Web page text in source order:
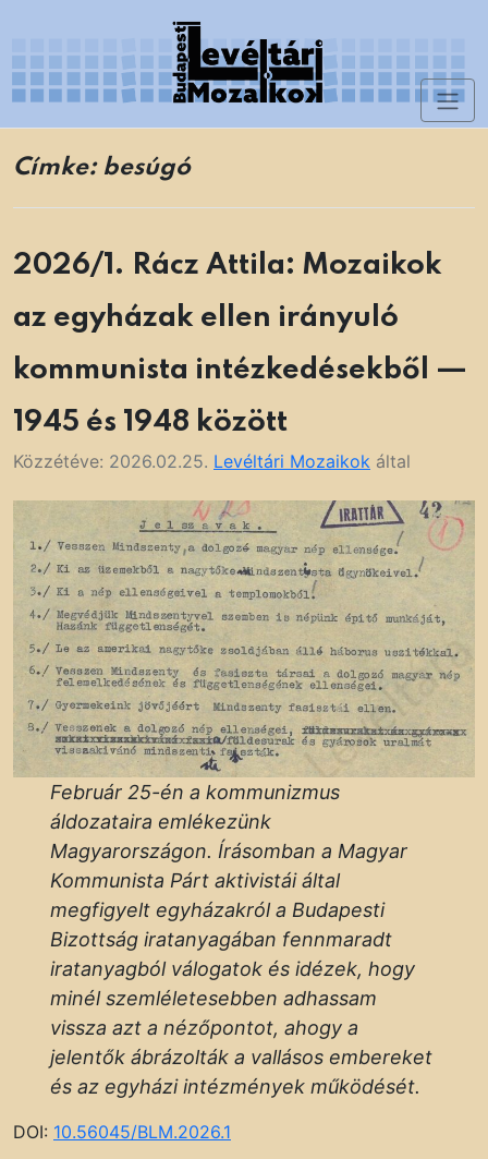
content
Címke: besúgó
2026/1. Rácz Attila: Mozaikok
az egyházak ellen irányuló
kommunista intézkedésekből —
1945 és 1948 között
Közzétéve: 2026.02.25. Levéltári Mozaikok által
Február 25-én a kommunizmus
áldozataira emlékezünk
Magyarországon. Írásomban a Magyar
Kommunista Párt aktivistái által
megfigyelt egyházakról a Budapesti
Bizottság iratanyagában fennmaradt
iratanyagból válogatok és idézek, hogy
minél szemléletesebben adhassam
vissza azt a nézőpontot, ahogy a
jelentők ábrázolták a vallásos embereket
és az egyházi intézmények működését.
DOI: 10.56045/BLM.2026.1